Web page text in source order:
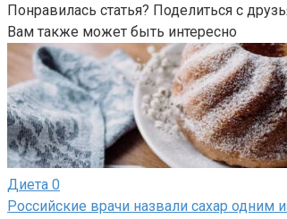
Понравилась статья? Поделиться с
Вам также может быть интересно
Диета 0
Российские врачи назвали сахар